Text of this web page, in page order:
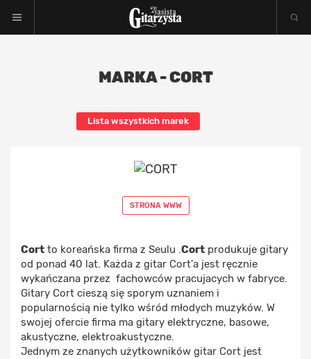
MARKA - CORT
Lista wszystkich marek
STRONA WWW
Cort to koreańska firma z Seulu .Cort produkuje gitary
od ponad 40 lat. Każda z gitar Cort'a jest ręcznie
wykańczana przez fachowców pracujacych w fabryce.
Gitary Cort cieszą się sporym uznaniem i
popularnością nie tylko wśród młodych muzyków. W
swojej ofercie firma ma gitary elektryczne, basowe,
akustyczne, elektroakustyczne.
Jednym ze znanych użytkowników gitar Cort jest